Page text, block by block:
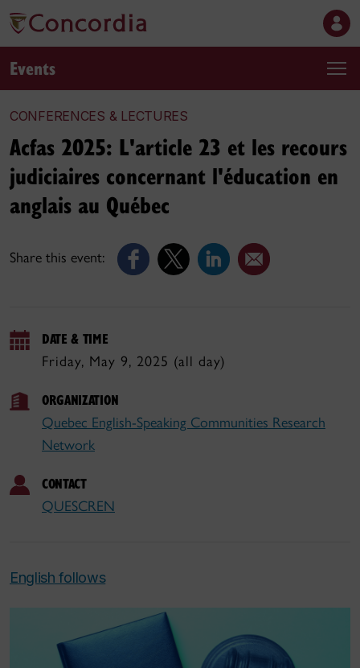
Events
CONFERENCES & LECTURES
Share this event:
Acfas 2025: L'article 23 et les recours
judiciaires concernant l'éducation en
anglais au Québec
DATE & TIME
Friday, May 9, 2025 (all day)
ORGANIZATION
Quebec English-Speaking Communities Research
Network
CONTACT
QUESCREN
English follows